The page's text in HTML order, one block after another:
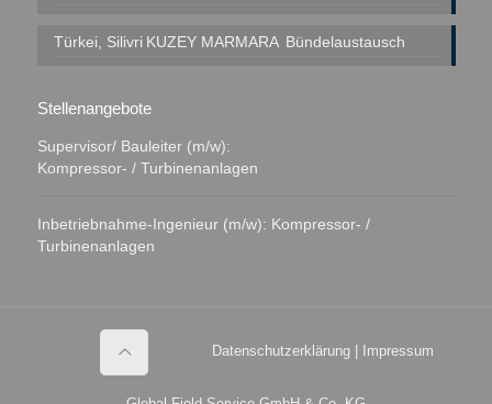
Türkei, Silivri KUZEY MARMARA Bündelaustausch
Stellenangebote
Supervisor/ Bauleiter (m/w):
Kompressor- / Turbinenanlagen
Inbetriebnahme-Ingenieur (m/w): Kompressor- /
Turbinenanlagen
Datenschutzerklärung| Impressum